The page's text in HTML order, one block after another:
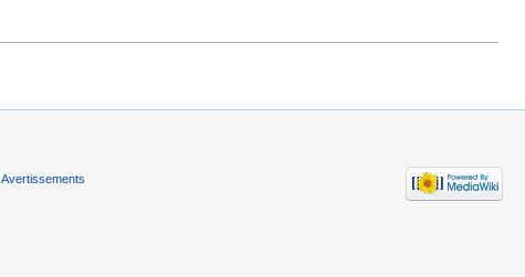
Avertissements